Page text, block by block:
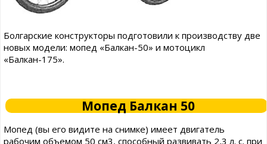
Болгарские конструкторы подготовили к производству две
новых модели: мопед «Балкан-50» и мотоцикл
«Балкан-175».
Мопед Балкан 50
Мопед (вы его видите на снимке) имеет двигатель
рабочим объемом 50 см3, способный развивать 2,3 л. с. при